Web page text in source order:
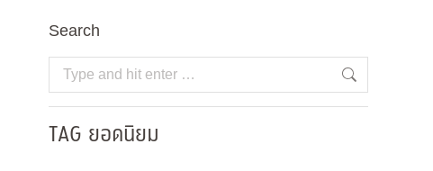
Search
Search:
TAG ยอดนิยม